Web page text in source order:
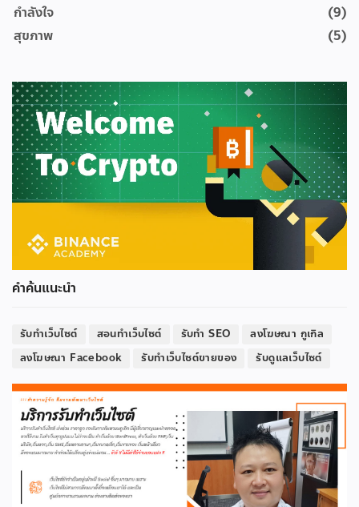
กำลังใจ
(9)
สุขภาพ
(5)
คำค้นแนะนำ
รับทำเว็บไซต์ สอนทำเว็บไซต์ รับทำ SEO
ลงโฆษณา กูเกิล
ลงโฆษณา Facebook
รับทำเว็บไซต์ขายของ รับดูแลเว็บไซต์